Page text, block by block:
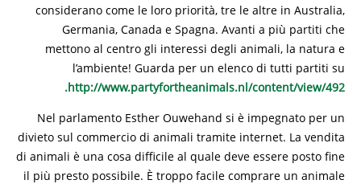
considerano come le loro priorità, tre le altre in Australia,
Germania, Canada e Spagna. Avanti a più partiti che
mettono al centro gli interessi degli animali, la natura e
l’ambiente! Guarda per un elenco di tutti partiti su
http://www.partyfortheanimals.nl/content/view/492.
Nel parlamento Esther Ouwehand si è impegnato per un
divieto sul commercio di animali tramite internet. La vendita
di animali è una cosa difficile al quale deve essere posto fine
il più presto possibile. È troppo facile comprare un animale